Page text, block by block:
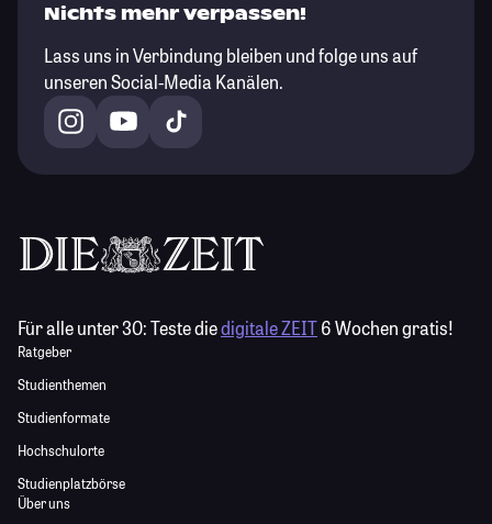
Nichts mehr verpassen!
Lass uns in Verbindung bleiben und folge uns auf
unseren Social-Media Kanälen.
Für alle unter 30:Teste diedigitale ZEIT6 Wochen gratis!
Ratgeber
Studienthemen
Studienformate
Hochschulorte
Studienplatzbörse
Über uns